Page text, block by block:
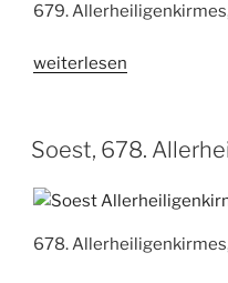
679. Allerheiligenkirmes,
„Soest,
2016“
weiterlesen
Soest, 678.
678. Allerheiligenkirmes,